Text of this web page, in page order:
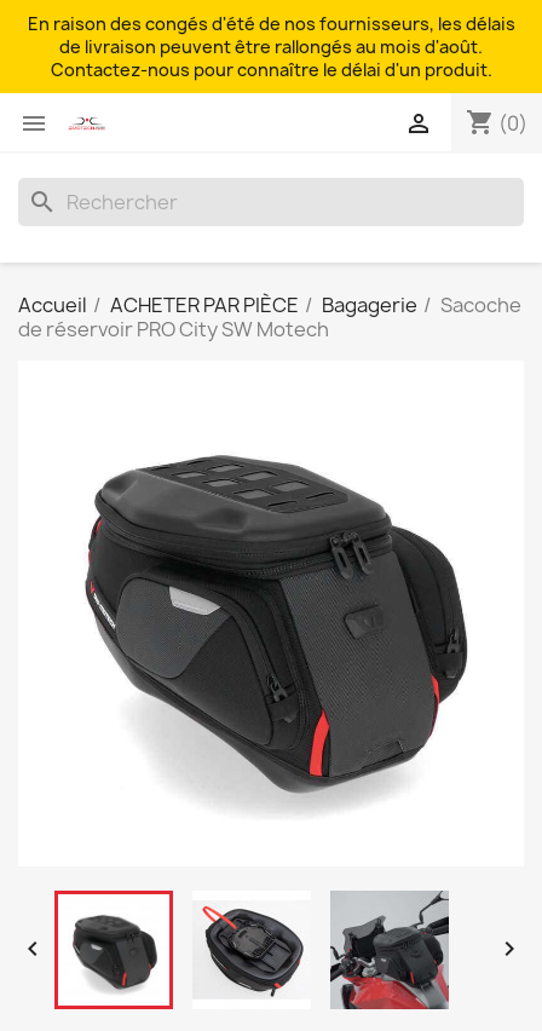
En raison des congés d'été de nos fournisseurs, les délais
de livraison peuvent être rallongés au mois d'août.
Contactez-nous pour connaître le délai d'un produit.
 shopping_cart (0)

search
Accueil ACHETER PAR PIÈCE Bagagerie
Sacoche
de réservoir PRO City SW Motech
 